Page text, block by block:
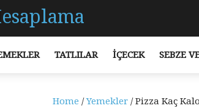
TATLILAR İÇECEK SEBZE
Home /Yemekler / Pizza Kaç